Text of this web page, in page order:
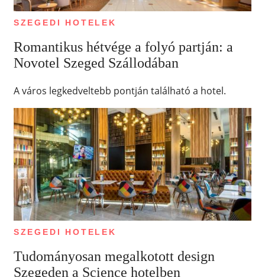
SZEGEDI HOTELEK
Romantikus hétvége a folyó partján: a
Novotel Szeged Szállodában
A város legkedveltebb pontján található a hotel.
SZEGEDI HOTELEK
Tudományosan megalkotott design
Szegeden a Science hotelben